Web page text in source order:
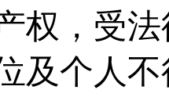
权，受
及个人